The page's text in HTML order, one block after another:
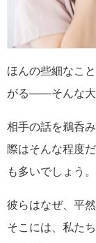
ほんの些細なこ
がる――そんな大
相手の話を鵜呑
際はそんな程度
も多いでしょう。
彼らはなぜ、平
そこには、私た